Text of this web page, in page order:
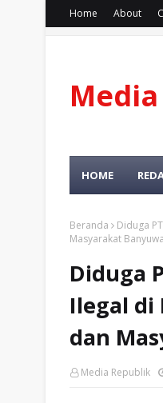
Home About
HOME
Beranda
Diduga
Masyarakat
Diduga
Ilegal di
dan
Media Republik